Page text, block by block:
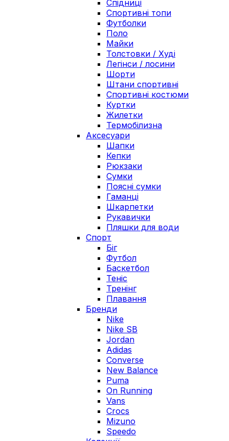
Спідниці
Спортивні топи
Футболки
Поло
Майки
Толстовки / Худі
Легінси / лосини
Шорти
Штани спортивні
Спортивні костюми
Куртки
Жилетки
Термобілизна
Аксесуари
Шапки
Кепки
Рюкзаки
Сумки
Поясні сумки
Гаманці
Шкарпетки
Рукавички
Пляшки для води
Спорт
Біг
Футбол
Баскетбол
Теніс
Тренінг
Плавання
Бренди
Nike
Nike SB
Jordan
Adidas
Converse
New Balance
Puma
On Running
Vans
Crocs
Mizuno
Speedo